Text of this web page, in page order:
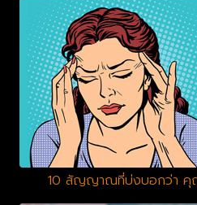
10 สัญญาณที่บ่งบอกว่า คุณ